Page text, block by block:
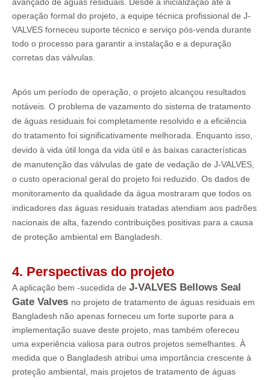
operação formal do projeto, a equipe técnica profissional de J-
VALVES forneceu suporte técnico e serviço pós-venda durante
todo o processo para garantir a instalação e a depuração
corretas das válvulas.
Após um período de operação, o projeto alcançou resultados
notáveis. O problema de vazamento do sistema de tratamento
de águas residuais foi completamente resolvido e a eficiência
do tratamento foi significativamente melhorada. Enquanto isso,
devido à vida útil longa da vida útil e às baixas características
de manutenção das válvulas de gate de vedação de J-VALVES,
o custo operacional geral do projeto foi reduzido. Os dados de
monitoramento da qualidade da água mostraram que todos os
indicadores das águas residuais tratadas atendiam aos padrões
nacionais de alta, fazendo contribuições positivas para a causa
de proteção ambiental em Bangladesh.
4. Perspectivas do projeto
A aplicação bem -sucedida de J-VALVES Bellows Seal
Gate Valves no projeto de tratamento de águas residuais em
Bangladesh não apenas forneceu um forte suporte para a
implementação suave deste projeto, mas também ofereceu
uma experiência valiosa para outros projetos semelhantes. À
medida que o Bangladesh atribui uma importância crescente à
proteção ambiental, mais projetos de tratamento de águas